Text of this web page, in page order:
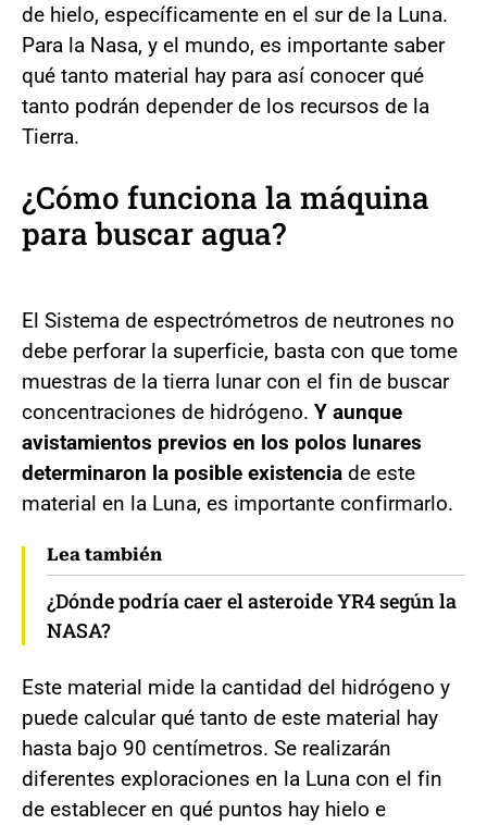
de hielo, específicamente en el sur de la Luna.
Para la Nasa, y el mundo, es importante saber
qué tanto material hay para así conocer qué
tanto podrán depender de los recursos de la
Tierra.
¿Cómo funciona la máquina
para buscar agua?
El Sistema de espectrómetros de neutrones no
debe perforar la superficie, basta con que tome
muestras de la tierra lunar con el fin de buscar
concentraciones de hidrógeno. Y aunque
avistamientos previos en los polos lunares
determinaron la posible existencia de este
material en la Luna, es importante confirmarlo.
Lea también
¿Dónde podría caer el asteroide YR4 según la
NASA?
Este material mide la cantidad del hidrógeno y
puede calcular qué tanto de este material hay
hasta bajo 90 centímetros. Se realizarán
diferentes exploraciones en la Luna con el fin
de establecer en qué puntos hay hielo e